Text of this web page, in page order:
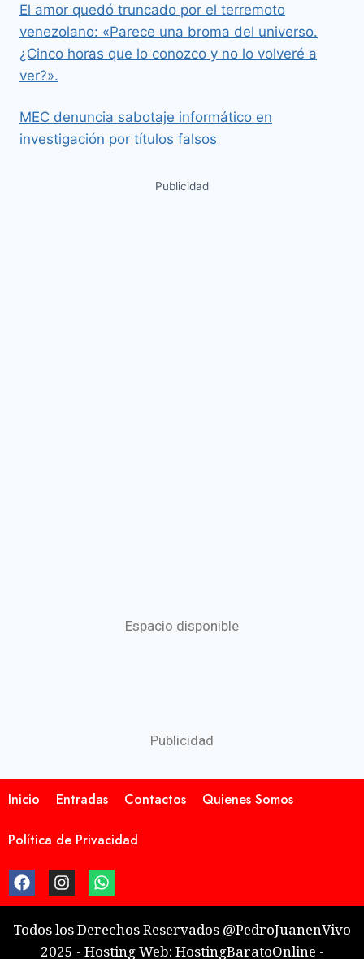
El amor quedó truncado por el terremoto
venezolano: «Parece una broma del universo.
¿Cinco horas que lo conozco y no lo volveré a
ver?».
MEC denuncia sabotaje informático en
investigación por títulos falsos
Publicidad
Espacio disponible
Publicidad
Inicio Entradas Contactos Quienes Somos
Política de Privacidad
Todos los Derechos Reservados @PedroJuanenVivo
2025 - Hosting Web: HostingBaratoOnline -